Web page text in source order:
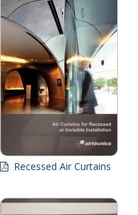
Recessed Air Curtains